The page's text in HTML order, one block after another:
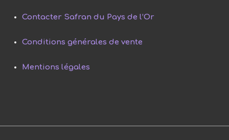
Contacter Safran du Pays de l’Or
Conditions générales de vente
Mentions légales